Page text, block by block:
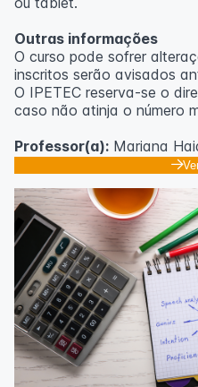
Outras informações
O curso pode sofrer
inscritos serão avisados
O IPETEC reserva-se o
caso não atinja o número
Professor(a): Mariana